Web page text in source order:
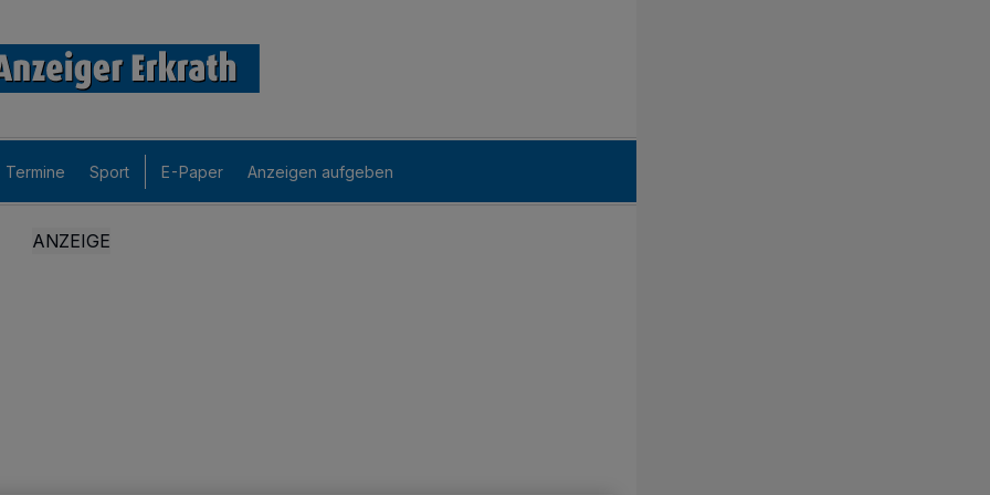
Termine Sport E-Paper Anzeigen aufgeben